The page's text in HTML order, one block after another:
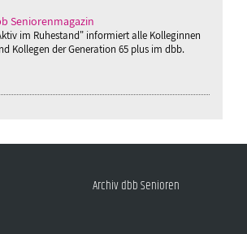
Seniorenmagazin
im Ruhestand" informiert alle Kolleginnen
Kollegen der Generation 65 plus im dbb.
Archiv dbb Senioren